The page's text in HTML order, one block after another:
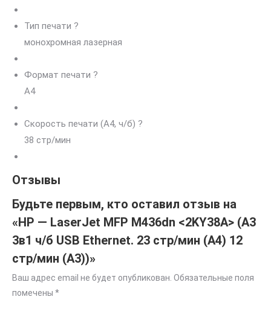
Тип печати ?
монохромная лазерная
Формат печати ?
A4
Скорость печати (А4, ч/б) ?
38 стр/мин
Отзывы
Будьте первым, кто оставил отзыв на
«HP — LaserJet MFP M436dn <2KY38A> (А3
3в1 ч/б USB Ethernet. 23 стр/мин (A4) 12
стр/мин (А3))»
Ваш адрес email не будет опубликован. Обязательные поля
помечены *